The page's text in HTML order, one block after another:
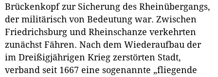
Brückenkopf zur Sicherung des Rheinübergangs,
der militärisch von Bedeutung war. Zwischen
Friedrichsburg und Rheinschanze verkehrten
zunächst Fähren. Nach dem Wiederaufbau der
im Dreißigjährigen Krieg zerstörten Stadt,
verband seit 1667 eine sogenannte „fliegende